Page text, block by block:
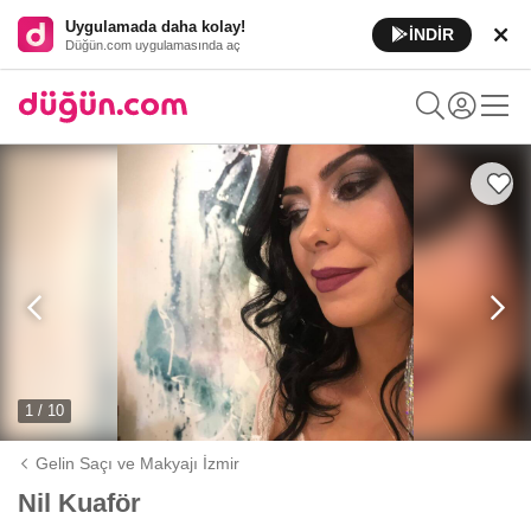
Uygulamada daha kolay!
Düğün.com uygulamasında aç
İNDİR
1 / 10
Gelin Saçı ve Makyajı İzmir
Nil Kuaför